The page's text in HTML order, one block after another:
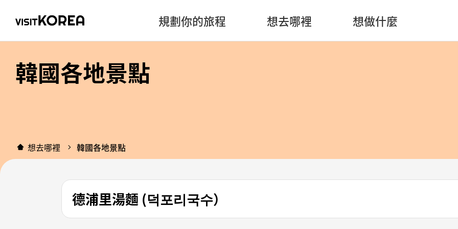
規劃你的旅程 想去哪裡 想做什麼
韓國各地景點
想去哪裡 韓國各地景點
德浦里湯麵 (덕포리국수）